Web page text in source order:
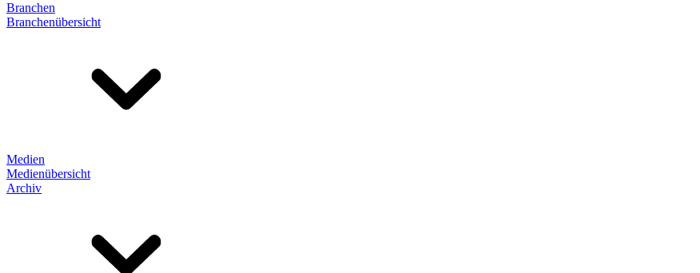
Branchen
Branchenübersicht
Medien
Medienübersicht
Archiv